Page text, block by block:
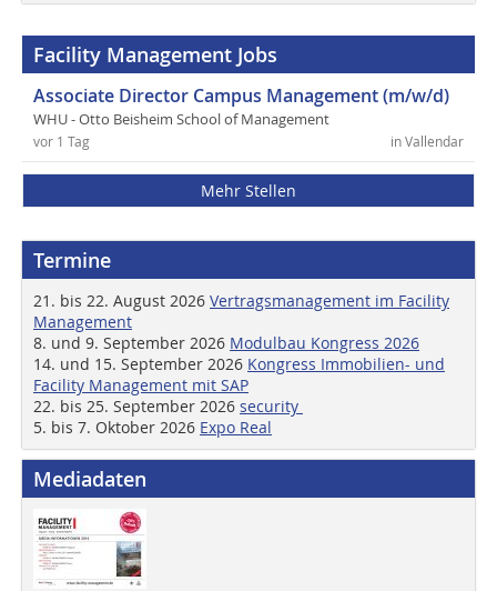
Facility Management Jobs
Associate Director Campus Management (m/w/d)
WHU - Otto Beisheim School of Management
in Vallendar
vor 1 Tag
Mehr Stellen
Termine
21. bis 22. August 2026 Vertragsmanagement im Facility
Management
8. und 9. September 2026 Modulbau Kongress 2026
14. und 15. September 2026 Kongress Immobilien- und
Facility Management mit SAP
22. bis 25. September 2026 security
5. bis 7. Oktober 2026 Expo Real
Mediadaten